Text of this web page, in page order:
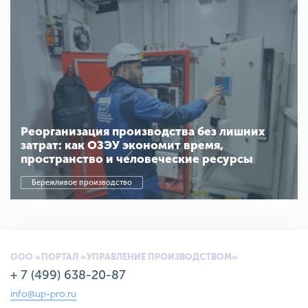
Реорганизация производства без лишних
затрат: как ОЗЭУ экономит время,
пространство и человеческие ресурсы
Бережливое производство
ООО «ПОРТАЛ «УПРАВЛЕНИЕ ПРОИЗВОДСТВОМ»
+ 7 (499) 638-20-87
info@up-pro.ru